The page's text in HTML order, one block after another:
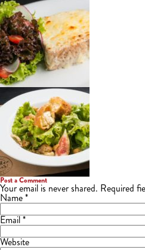
Post a Comment
Your email is nevershared. Required
Name*
Email*
Website